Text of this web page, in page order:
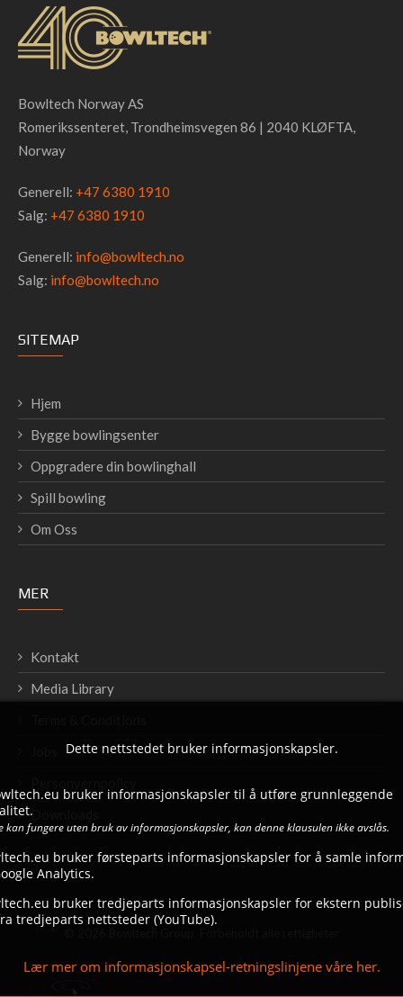
Bowltech Norway AS
Romerikssenteret, Trondheimsvegen 86 | 2040 KLØFTA,
Norway
Generell: +47 6380 1910
Salg: +47 6380 1910
Generell: info@bowltech.no
Salg: info@bowltech.no
SITEMAP
Hjem
Bygge bowlingsenter
Oppgradere din bowlinghall
Spill bowling
Om Oss
MER
Kontakt
Media Library
Downloads
Dette nettstedet bruker informasjonskapsler.
bruker informasjonskapsler til å utføre grunnleggende
kan fungere uten bruk av informasjonskapsler, kan denne klausulen ikke avslås.
bruker førsteparts informasjonskapsler for å samle
Analytics.
bruker tredjeparts informasjonskapsler for ekstern
tredjeparts nettsteder (YouTube).
Lær mer om informasjonskapsel-retningslinjene våre her.